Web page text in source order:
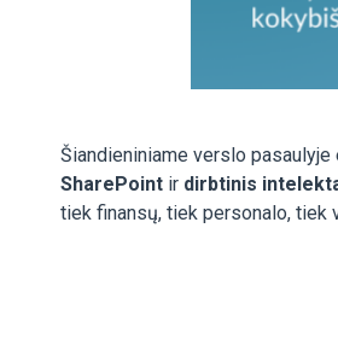
Šiandieniniame verslo
SharePoint ir dirbtinis
tiek finansų, tiek personalo, tiek